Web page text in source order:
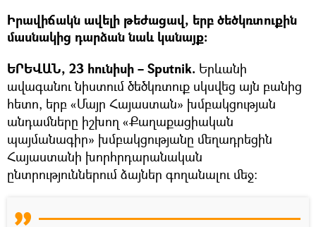
Իրավիճակն ավելի թեժացավ, երբ ծեծկռտուքին
մասնակից դարձան նաև կանայք։
ԵՐԵՎԱՆ, 23 հունիսի – Sputnik. Երևանի
ավագանու նիստում ծեծկռտուք սկսվեց այն բանից
հետո, երբ «Մայր Հայաստան» խմբակցության
անդամները իշխող «Քաղաքացիական
պայմանագիր» խմբակցությանը մեղադրեցին
Հայաստանի խորհրդարանական
ընտրություններում ձայներ գողանալու մեջ։